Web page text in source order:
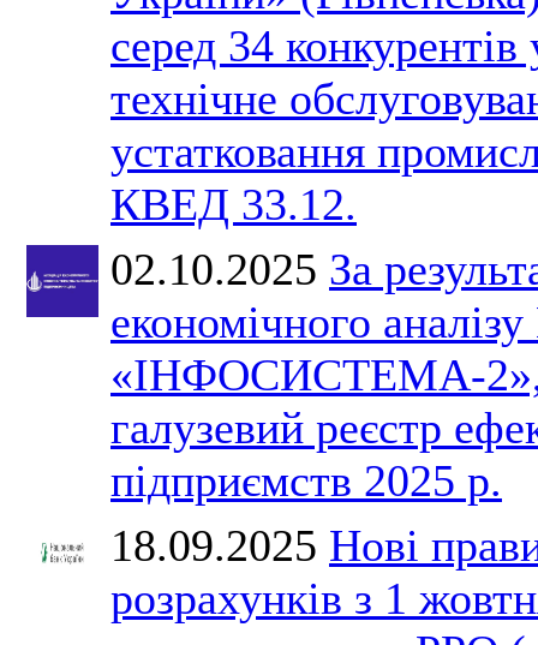
серед 34 конкурентів
технічне
устатковання
КВЕД 33.12.
02.10.2025 За
економічного
«ІНФОСИСТЕМА-2»,
галузевий реєстр
підприємств 2025 р.
18.09.2025 Нові
розрахунків з 1